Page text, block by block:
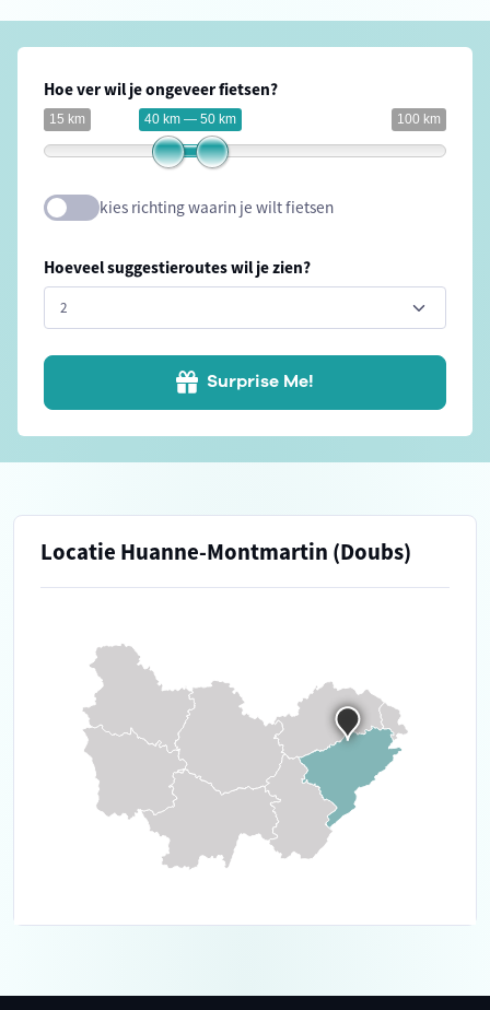
Hoe ver wil je ongeveer fietsen?
15 km 100 km
40 km — 50 km
kies richting waarin je wilt fietsen
Hoeveel suggestieroutes wil je zien?
Surprise Me!
Locatie Huanne-Montmartin (Doubs)